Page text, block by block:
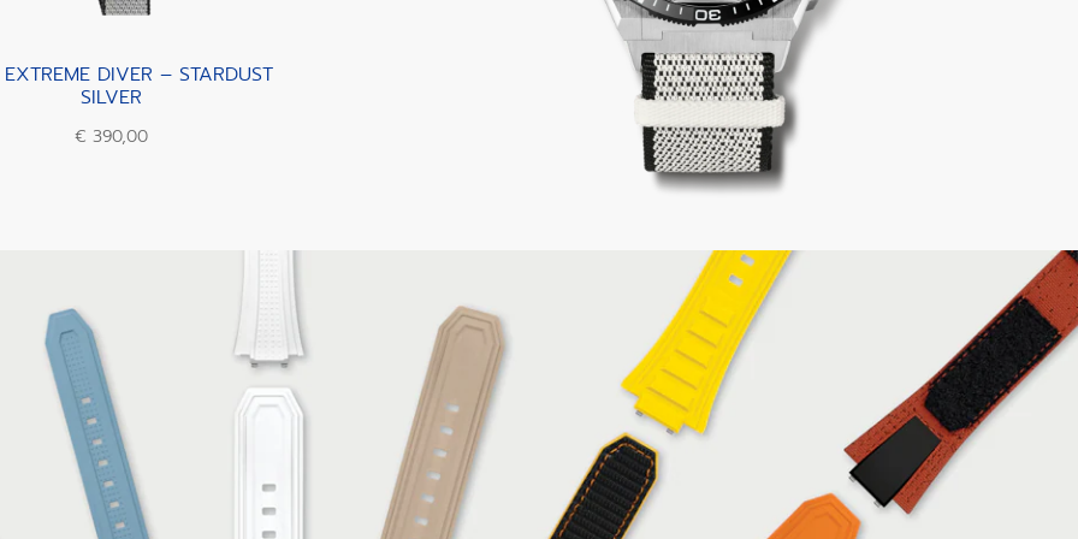
DIVER – STARDUST
SILVER
€ 390,00